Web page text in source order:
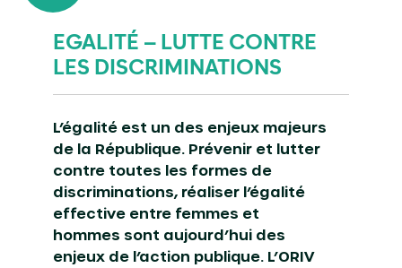
EGALITÉ – LUTTE CONTRE
LES DISCRIMINATIONS
L’égalité est un des enjeux majeurs
de la République. Prévenir et lutter
contre toutes les formes de
discriminations, réaliser l’égalité
effective entre femmes et
hommes sont aujourd’hui des
enjeux de l’action publique. L’ORIV